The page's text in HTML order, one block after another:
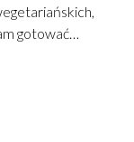
gotować…